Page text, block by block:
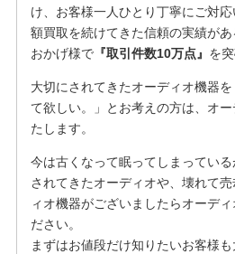
け、お客様⼀⼈ひとり丁寧にご対
額買取を続けてきた信頼の実績があ
おかげ様で『取引件数10万点』 を
大切にされてきたオーディオ機器
て欲しい。」とお考えの方は、オ
たします。
今は古くなって眠ってしまってい
されてきたオーディオや、壊れて
ィオ機器がございましたらオーデ
ださい。
まずはお値段だけ知りたいお客様